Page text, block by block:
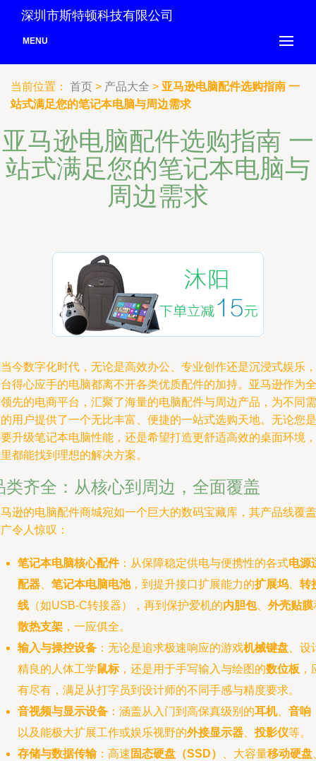
深圳市斯特顿科技有限公司
MENU
当前位置： 首页 > 产品大全 > 亚马逊电脑配件选购指南 一
站式满足您的笔记本电脑与周边需求
亚马逊电脑配件选购指南 一
站式满足您的笔记本电脑与
周边需求
今数字化时代，无论是高效办公、专业创作还是沉浸式娱乐，
得心应手的电脑都离不开各类优质配件的加持。亚马逊作为全
先的电商平台，汇聚了海量的电脑配件与周边产品，为不同需
用户提供了一个无比丰富、便捷的一站式选购天地。无论您是
升级笔记本电脑性能，还是希望打造更舒适高效的桌面环境，
都能找到理想的解决方案。
类齐全：从核心到周边，全面覆盖
逊的电脑配件商城宛如一个巨大的数码宝藏库，其产品线覆盖
令人惊叹：
笔记本电脑核心配件：从保障稳定供电与便携性的各式电源
配器
笔记本电脑电池，到提升接口扩展能力的扩展坞
转
线 （如USB-C转接器），再到保护爱机的内胆包、 外壳贴膜
散热支架 ，一应俱全。
输入与操控设备 ：无论是追求极速响应的游戏机械键盘 、设
精良的人体工学鼠标，还是用于手写输入与绘图的数位板 ，
有尽有，满足从打字员到设计师的不同手感与精度要求。
音视频与显示设备 ：涵盖从入门到高保真级别的耳机、 音响
以及能极大扩展工作或娱乐视野的外接显示器 投影仪等。
存储与数据传输：高速 固态硬盘（SSD） 、大容量移动硬盘